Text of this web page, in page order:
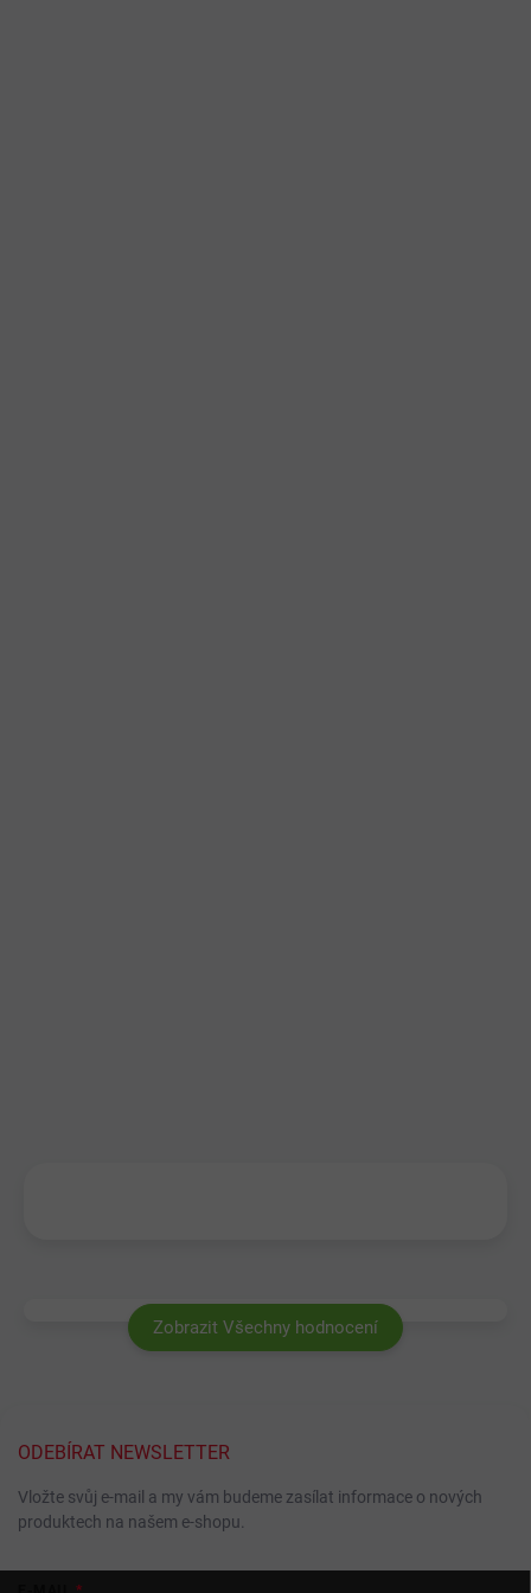
Zobrazit Všechny hodnocení
ODEBÍRAT NEWSLETTER
Vložte svůj e-mail a my vám budeme zasílat informace o nových
produktech na našem e-shopu.